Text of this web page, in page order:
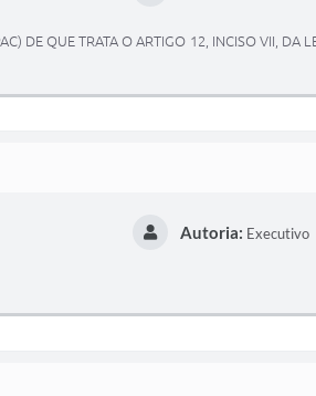
DE QUE TRATA O ARTIGO 12, INCISO VII, DA
Autoria: Executivo